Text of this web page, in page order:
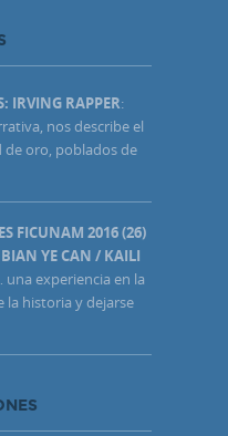
IRVING RAPPER:
nos describe el
de oro, poblados de
FICUNAM 2016 (26)
BIAN YE CAN / KAILI
experiencia en la
la historia y dejarse